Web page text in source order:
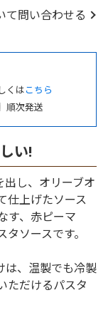
て問い合わせる
くはこちら
順次発送
い!
出し、オリーブオ
仕上げたソース
す、赤ピーマ
ソースです。
は、温製でも冷製
ただけるパスタ